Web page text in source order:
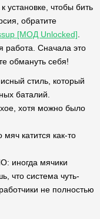
установке, чтобы бить
обратите
[МОД Unlocked]
работа. Сначала это
обмануть себя!
стиль, который
баталий.
хотя можно было
катится как-то
иногда мячики
что система чуть-
не полностью